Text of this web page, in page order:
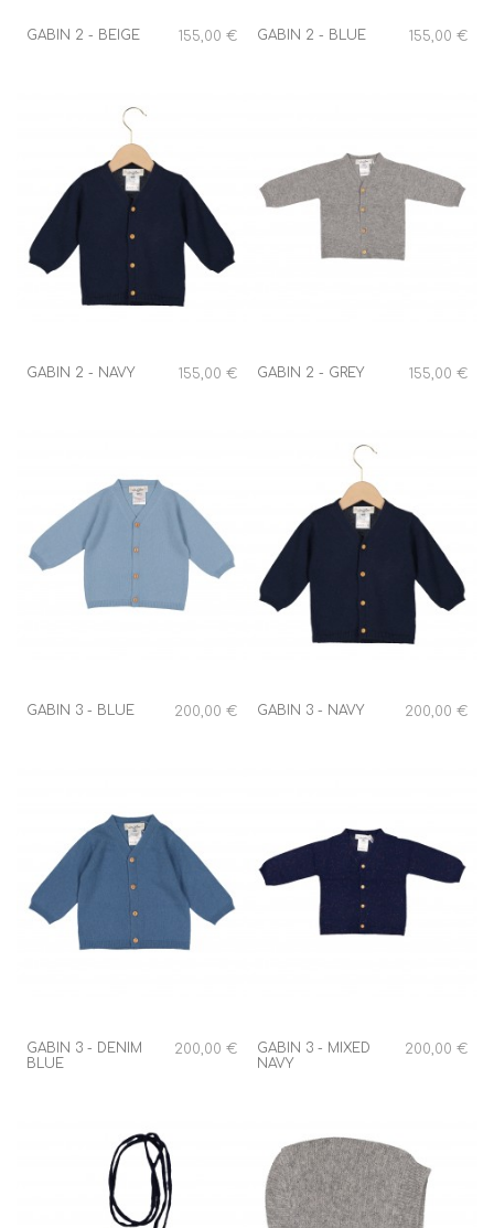
GABIN 2 - BEIGE 155,00 € GABIN 2 - BLUE 155,00 €
GABIN 2 - NAVY 155,00 € GABIN 2 - GREY 155,00 €
GABIN 3 - BLUE 200,00 € GABIN 3 - NAVY 200,00 €
GABIN 3 - DENIM
BLUE
200,00 €
GABIN 3 - MIXED
NAVY
200,00 €